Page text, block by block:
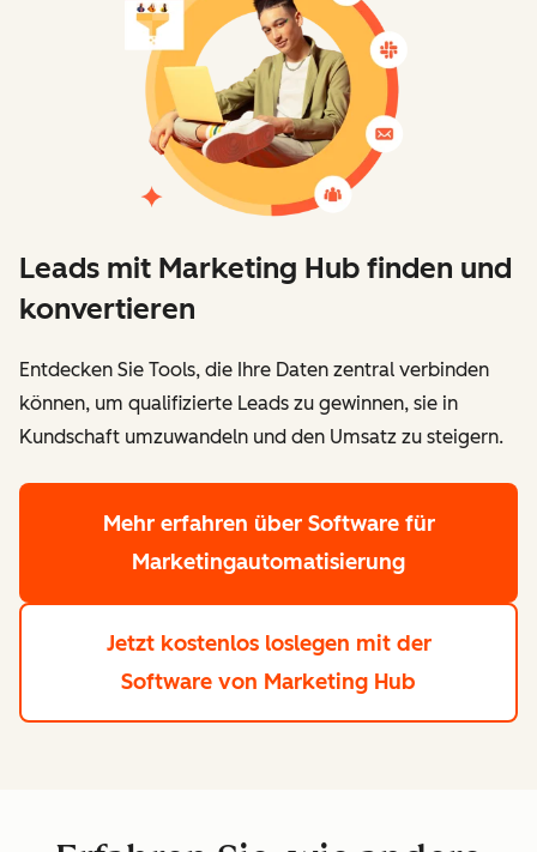
Leads mit Marketing Hub finden und
konvertieren
Entdecken Sie Tools, die Ihre Daten zentral verbinden
können, um qualifizierte Leads zu gewinnen, sie in
Kundschaft umzuwandeln und den Umsatz zu steigern.
Mehr erfahren über Software für
Marketingautomatisierung
Jetzt kostenlos loslegen mit der
Software von Marketing Hub